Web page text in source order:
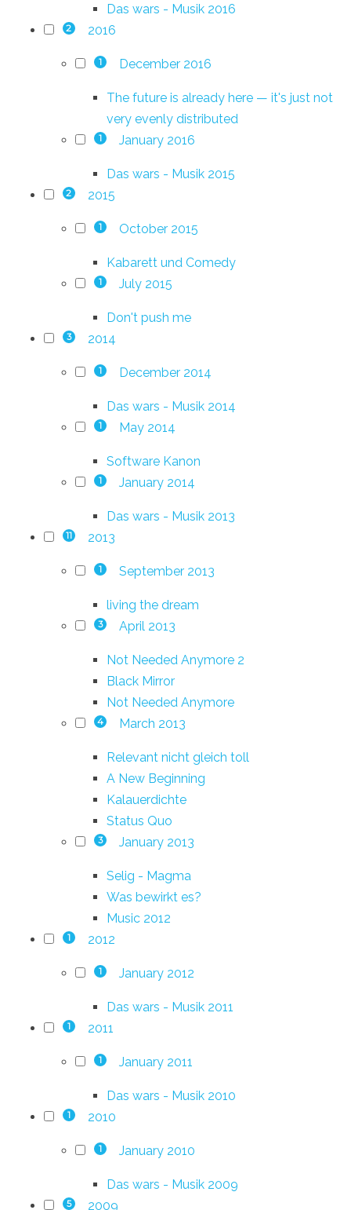
Das wars - Musik 2016
2 2016
1 December 2016
The future is already here — it's just not
very evenly distributed
1 January 2016
Das wars - Musik 2015
2 2015
1 October 2015
Kabarett und Comedy
1 July 2015
Don't push me
3 2014
1 December 2014
Das wars - Musik 2014
1 May 2014
Software Kanon
1 January 2014
Das wars - Musik 2013
11 2013
1 September 2013
living the dream
3 April 2013
Not Needed Anymore 2
Black Mirror
Not Needed Anymore
4 March 2013
Relevant nicht gleich toll
A New Beginning
Kalauerdichte
Status Quo
3 January 2013
Selig - Magma
Was bewirkt es?
Music 2012
1 2012
1 January 2012
Das wars - Musik 2011
1 2011
1 January 2011
Das wars - Musik 2010
1 2010
1 January 2010
Das wars - Musik 2009
5 2009